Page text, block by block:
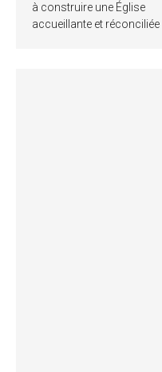
à construire une Église
accueillante et réconciliée